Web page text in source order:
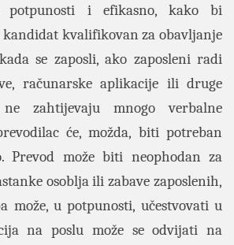
potpunosti i efikasno, kako bi
kvalifikovan za obavljanje
se zaposli, ako zaposleni radi
računarske aplikacije ili druge
zahtijevaju mnogo verbalne
će, možda, biti potreban
Prevod može biti neophodan za
osoblja ili zabave zaposlenih,
može, u potpunosti, učestvovati u
na poslu može se odvijati na